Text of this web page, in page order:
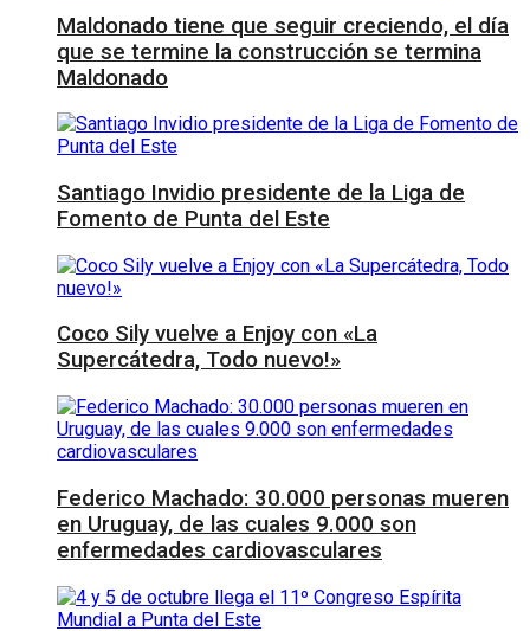
Maldonado tiene que seguir creciendo, el día
que se termine la construcción se termina
Maldonado
Santiago Invidio presidente de la Liga de
Fomento de Punta del Este
Coco Sily vuelve a Enjoy con «La
Supercátedra, Todo nuevo!»
Federico Machado: 30.000 personas mueren
en Uruguay, de las cuales 9.000 son
enfermedades cardiovasculares